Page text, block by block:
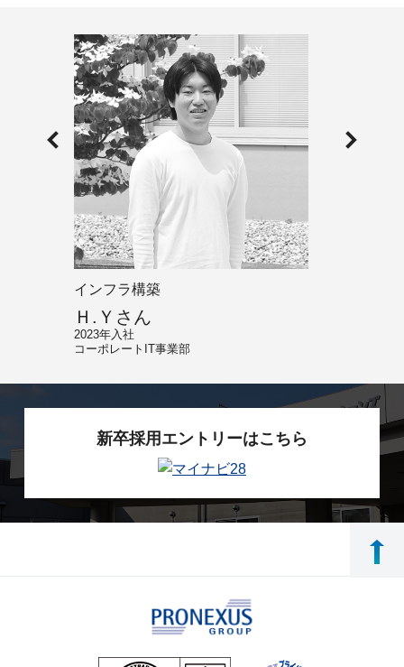
インフラ構築
Ｈ.Ｙさん
2023年入社
コーポレートIT事業部
新卒採用エントリーはこちら